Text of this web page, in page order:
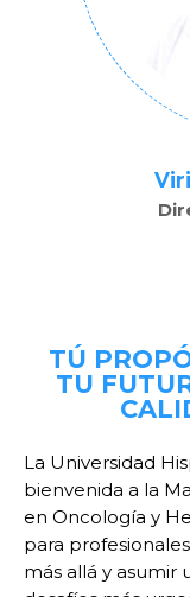
TÚ
TU
La Universidad
bienvenida a la
en Oncología y
para
más allá y